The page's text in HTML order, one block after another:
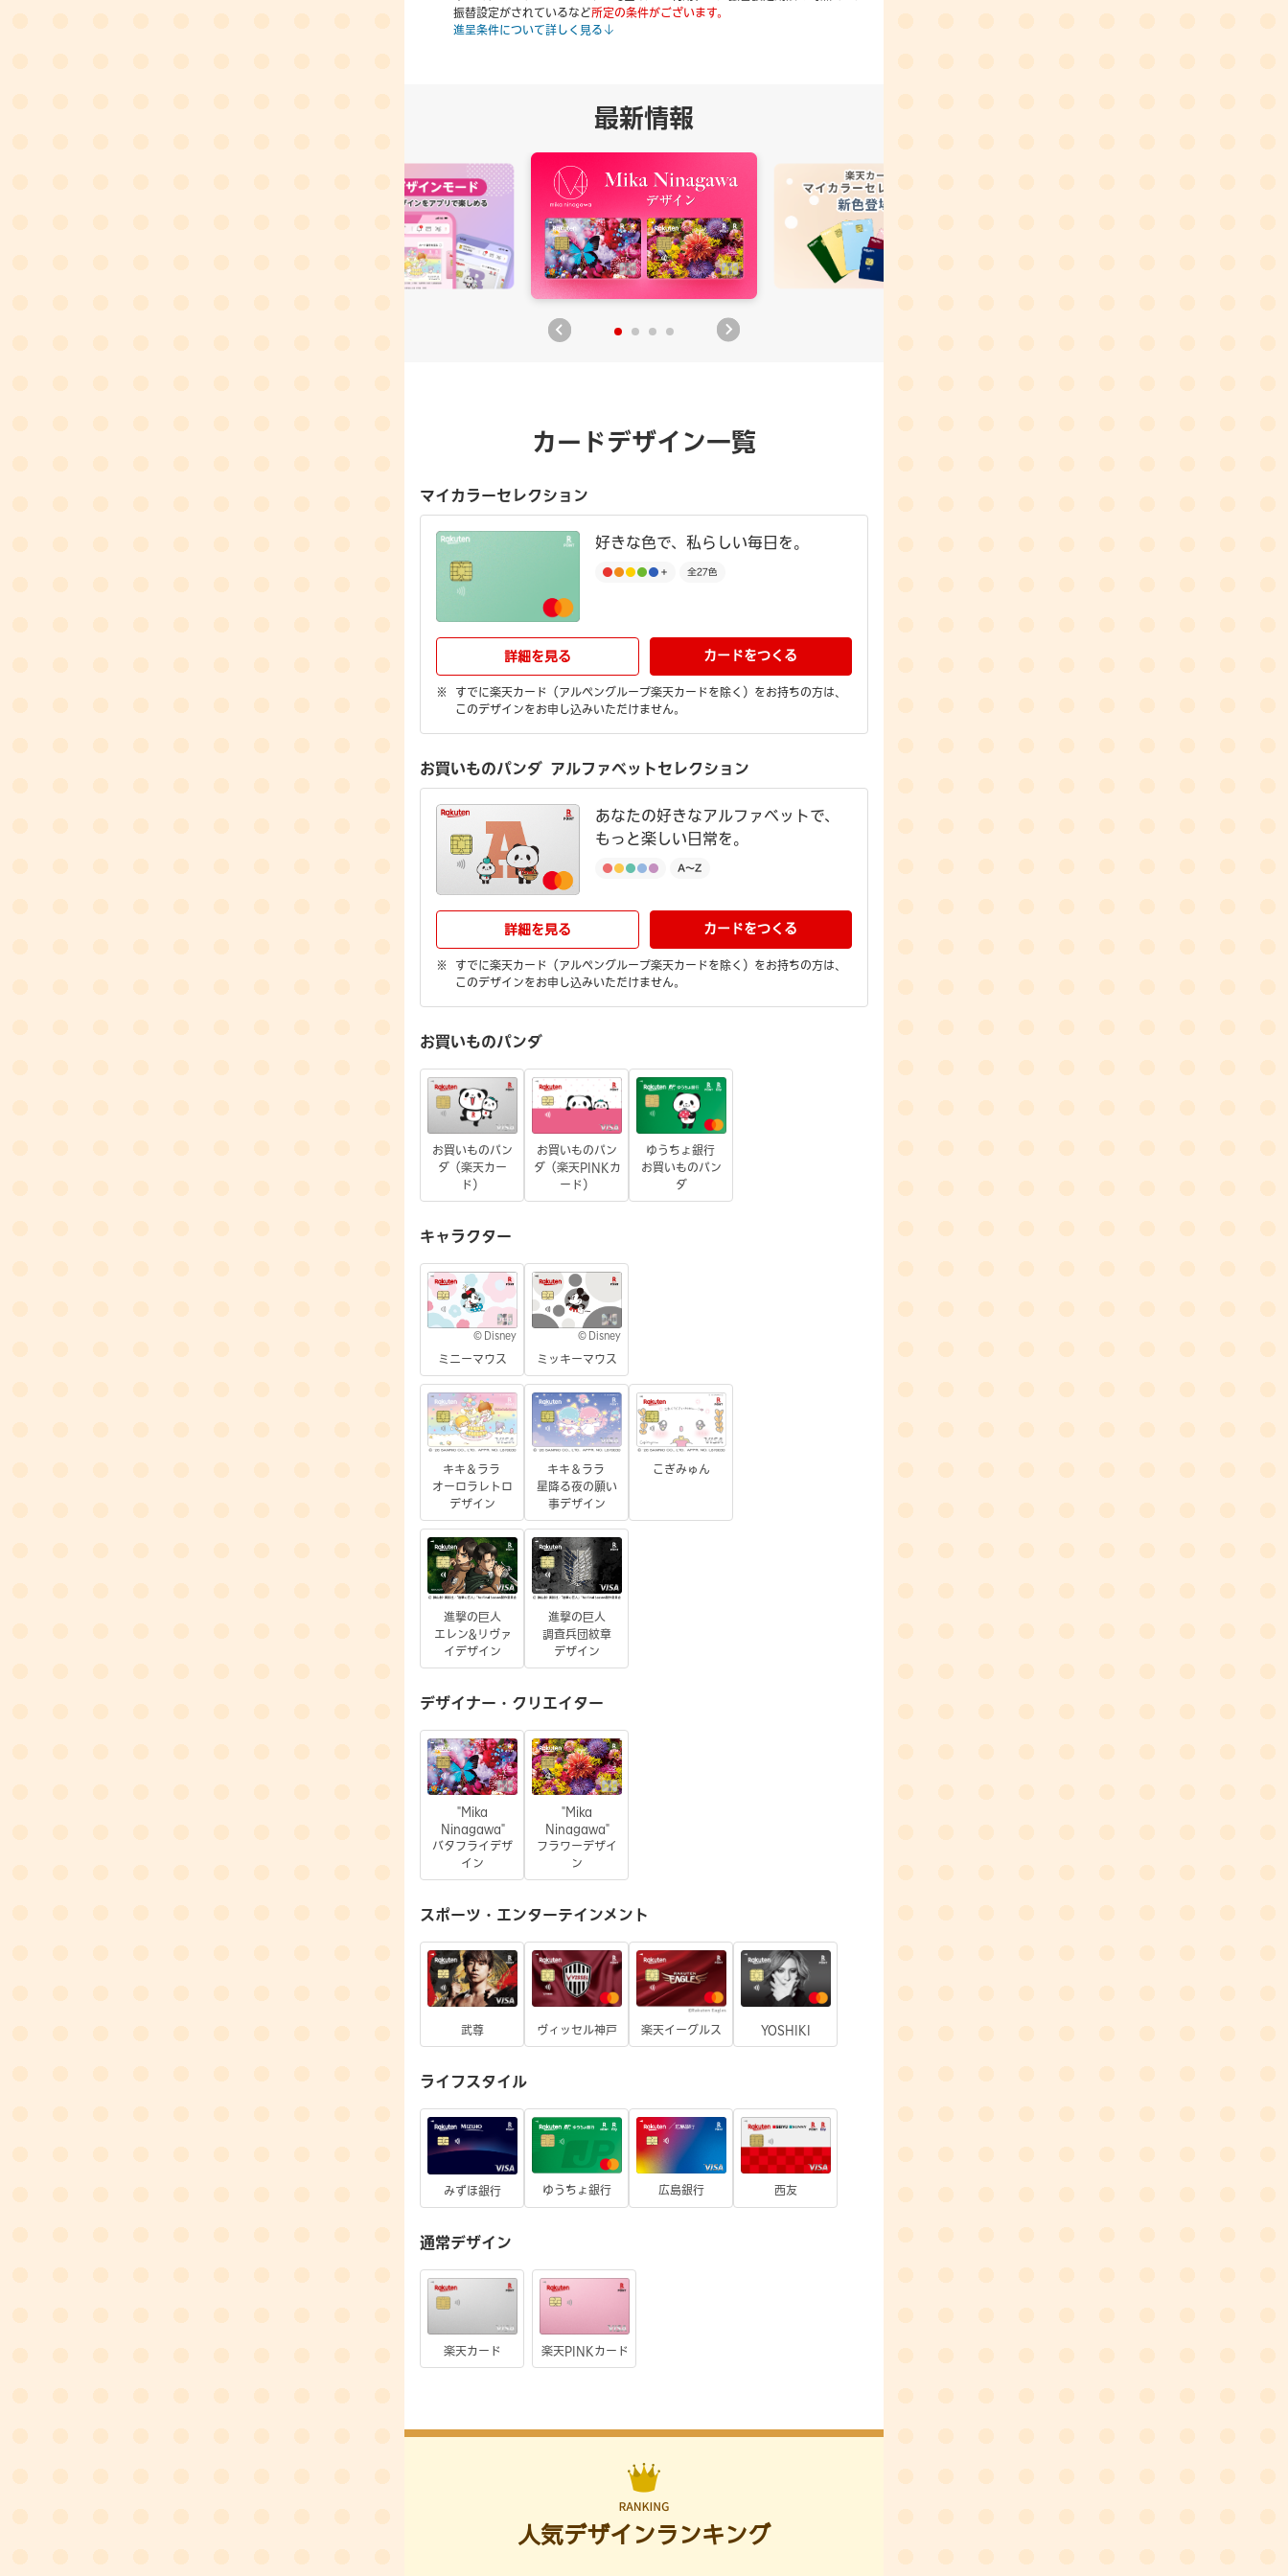
振替設定がされているなど所定の条件がございます。
進呈条件について詳しく見る
最新情報
カードデザイン一覧
マイカラーセレクション
好きな色で、私らしい毎日を。
詳細を見る カードをつくる
すでに楽天カード（アルペングループ楽天カードを除く）をお持ちの方は、
このデザインをお申し込みいただけません。
お買いものパンダ アルファベットセレクション
あなたの好きなアルファベットで、
もっと楽しい日常を。
詳細を見る カードをつくる
すでに楽天カード（アルペングループ楽天カードを除く）をお持ちの方は、
このデザインをお申し込みいただけません。
お買いものパンダ
お買いものパン
ダ（楽天カー
ド）
お買いものパン
ダ（楽天PINKカ
ード）
ゆうちょ銀行
お買いものパン
ダ
キャラクター
© Disney
ミニーマウス
© Disney
ミッキーマウス
キキ＆ララ
オーロラレトロ
デザイン
キキ＆ララ
星降る夜の願い
事デザイン
こぎみゅん
進撃の巨人
エレン&リヴァ
イデザイン
進撃の巨人
調査兵団紋章
デザイン
デザイナー・クリエイター
"Mika
Ninagawa"
バタフライデザ
イン
"Mika
Ninagawa"
フラワーデザイ
ン
スポーツ・エンターテインメント
武尊 ヴィッセル神戸 楽天イーグルス YOSHIKI
ライフスタイル
みずほ銀行 ゆうちょ銀行 広島銀行 西友
通常デザイン
楽天カード 楽天PINKカード
人気デザインランキング